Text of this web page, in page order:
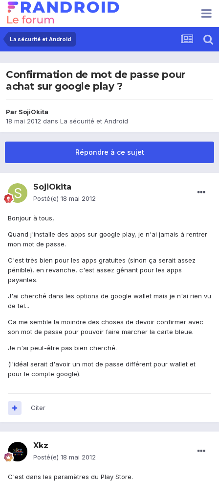
La sécurité et Android
Confirmation de mot de passe pour
achat sur google play ?
Par SojiOkita
18 mai 2012 dans La sécurité et Android
Répondre à ce sujet
SojiOkita
Posté(e) 18 mai 2012
Bonjour à tous,
Quand j'installe des apps sur google play, je n'ai jamais à rentrer
mon mot de passe.
C'est très bien pour les apps gratuites (sinon ça serait assez
pénible), en revanche, c'est assez gênant pour les apps
payantes.
J'ai cherché dans les options de google wallet mais je n'ai rien vu
de tel...
Ca me semble la moindre des choses de devoir confirmer avec
son mot de passe pour pouvoir faire marcher la carte bleue.
Je n'ai peut-être pas bien cherché.
(l'idéal serait d'avoir un mot de passe différent pour wallet et
pour le compte google).
Citer
Xkz
Posté(e) 18 mai 2012
C'est dans les paramètres du Play Store.